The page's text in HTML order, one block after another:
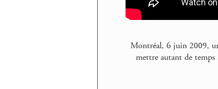
Montréal, 6 juin 2009,
mettre autant de